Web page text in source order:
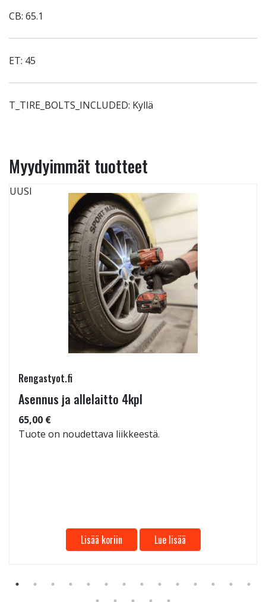
CB: 65.1
ET: 45
T_TIRE_BOLTS_INCLUDED: Kyllä
Myydyimmät tuotteet
UUSI
Rengastyot.fi
Asennus ja allelaitto 4kpl
65,00 €
Tuote on noudettava liikkeestä.
Lisää koriin Lue lisää